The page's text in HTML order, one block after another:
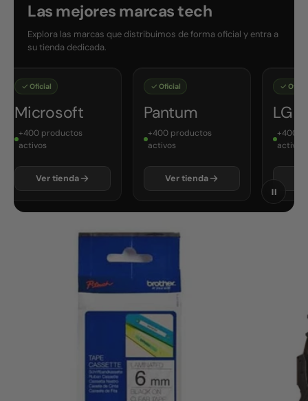
Las mejores marcas tech
Explora las marcas que distribuimos de forma oficial y entra a
su tienda dedicada.
Oficial
Microsoft
+400 productos
activos
Ver tienda
Oficial
Pantum
+400 productos
activos
Ver tienda
Oficial
LG
+400
activos